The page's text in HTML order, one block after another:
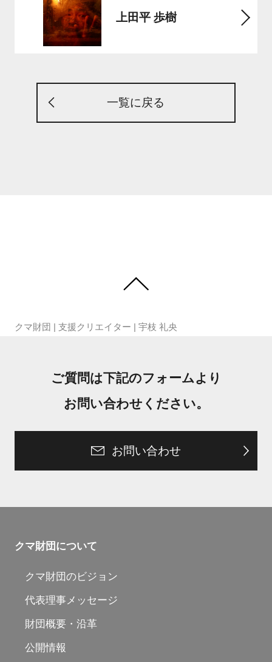
上田平 歩樹
一覧に戻る
クマ財団 | 支援クリエイター | 宇枝 礼央
ご質問は下記のフォームより
お問い合わせください。
お問い合わせ
クマ財団について
クマ財団のビジョン
代表理事メッセージ
財団概要・沿革
公開情報